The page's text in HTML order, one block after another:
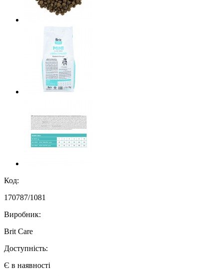
Код:
170787/1081
Виробник:
Brit Care
Доступність:
Є в наявності